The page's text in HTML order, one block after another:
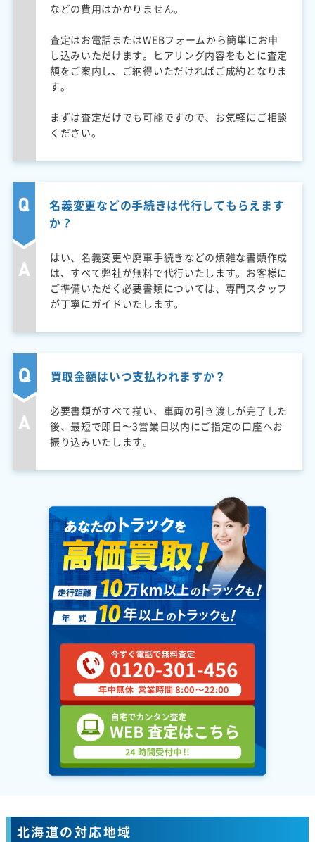
などの費用はかかりません。
査定はお電話またはWEBフォームから簡単にお申
し込みいただけます。ヒアリング内容をもとに査定
額をご案内し、ご納得いただければご成約となりま
す。
まずは査定だけでも可能ですので、お気軽にご相談
ください。
名義変更などの手続きは代行してもらえます
か？
はい、名義変更や廃車手続きなどの煩雑な書類作成
は、すべて弊社が無料で代行いたします。お客様に
ご準備いただく必要書類については、専門スタッフ
が丁寧にガイドいたします。
買取金額はいつ支払われますか？
必要書類がすべて揃い、車両の引き渡しが完了した
後、最短で即日〜3営業日以内にご指定の口座へお
振り込みいたします。
北海道の対応地域